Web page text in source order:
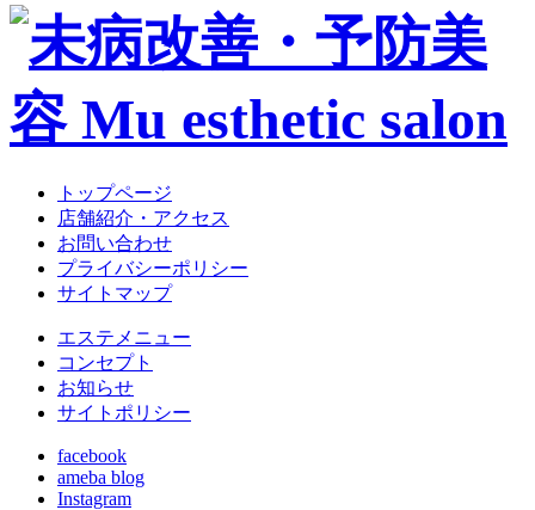
トップページ
店舗紹介・アクセス
お問い合わせ
プライバシーポリシー
サイトマップ
エステメニュー
コンセプト
お知らせ
サイトポリシー
facebook
ameba blog
Instagram